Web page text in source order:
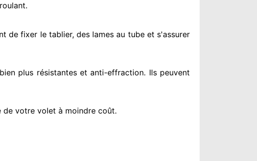
de fixer le tablier, des lames au tube et s'assurer
plus résistanteset anti-effraction. Ils peuvent
votre volet à moindre coût.